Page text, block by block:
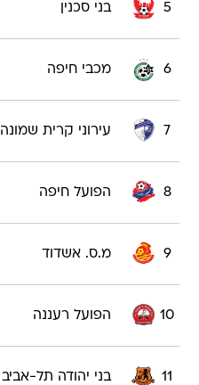
5 בני סכנין
6 מכבי חיפה
7 עירוני קרית שמונה
8 הפועל חיפה
9 מ.ס. אשדוד
10 הפועל רעננה
11 בני יהודה תל-אביב